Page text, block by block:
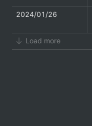
2024/01/26
Load more